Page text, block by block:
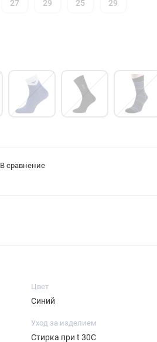
27 29 25 29
В сравнение
Цвет
Синий
Уход за изделием
Стирка при t 30С